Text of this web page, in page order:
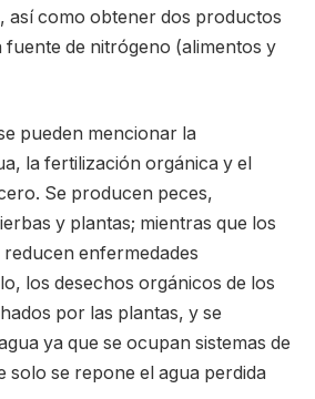
así como obtener dos productos
fuente de nitrógeno (alimentos y
pueden mencionar la
la fertilización orgánica y el
Se producen peces,
y plantas; mientras que los
enfermedades
los desechos orgánicos de los
por las plantas, y se
ya que se ocupan sistemas de
solo se repone el agua perdida